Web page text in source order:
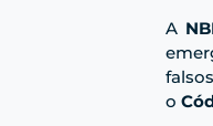
A
o